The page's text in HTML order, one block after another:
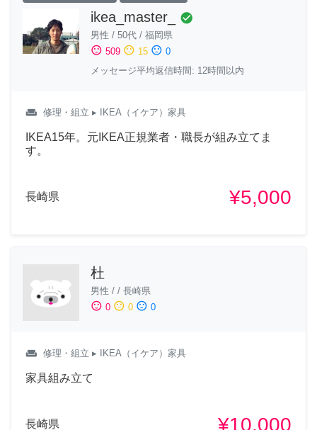
ikea_master_ check_circle
男性 / 50代 / 福岡県
sentiment_satisfied 509 sentiment_neutral 15 sentiment_dissatisfied 0
メッセージ平均返信時間: 12時間以内
weekend 修理・組立 ▸ IKEA（イケア）家具
IKEA15年。元IKEA正規業者・職長が組み立てま
す。
長崎県 ¥5,000
杜
男性 / / 長崎県
sentiment_satisfied 0 sentiment_neutral 0 sentiment_dissatisfied 0
weekend 修理・組立 ▸ IKEA（イケア）家具
家具組み立て
長崎県 ¥10,000